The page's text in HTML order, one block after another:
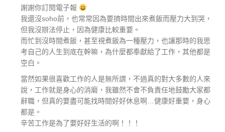
謝謝你訂閱電子報
我還沒soho前，也常常因為要擠時間出來煮飯而壓力大到哭，
但我沒辦法停止，因為健康比較重要。
而忙到沒時間煮飯，甚至視煮飯為一種壓力，也讓那時的我思
考自己的人生到底在幹嘛，為什麼都奉獻給了工作，其他都是
空白。
當然如果很喜歡工作的人是無所謂，不過真的對大多數的人來
說，工作就是身心的消磨，我雖然不會不負責任地鼓勵大家都
辭職，但真的要盡可能找時間好好休息啊…健康好重要，身心
都是。
辛苦工作是為了要好好生活的啊！！！